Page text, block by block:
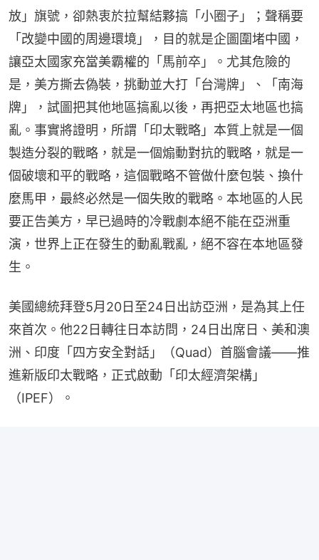
放」旗號，卻熱衷於拉幫結夥搞「小圈子」；聲稱要
「改變中國的周邊環境」，目的就是企圖圍堵中國，
讓亞太國家充當美霸權的「馬前卒」。尤其危險的
是，美方撕去偽裝，挑動並大打「台灣牌」、「南海
牌」，試圖把其他地區搞亂以後，再把亞太地區也搞
亂。事實將證明，所謂「印太戰略」本質上就是一個
製造分裂的戰略，就是一個煽動對抗的戰略，就是一
個破壞和平的戰略，這個戰略不管做什麼包裝、換什
麼馬甲，最終必然是一個失敗的戰略。本地區的人民
要正告美方，早已過時的冷戰劇本絕不能在亞洲重
演，世界上正在發生的動亂戰亂，絕不容在本地區發
生。
美國總統拜登5月20日至24日出訪亞洲，是為其上任
來首次。他22日轉往日本訪問，24日出席日、美和澳
洲、印度「四方安全對話」（Quad）首腦會議——推
進新版印太戰略，正式啟動「印太經濟架構」
（IPEF）。